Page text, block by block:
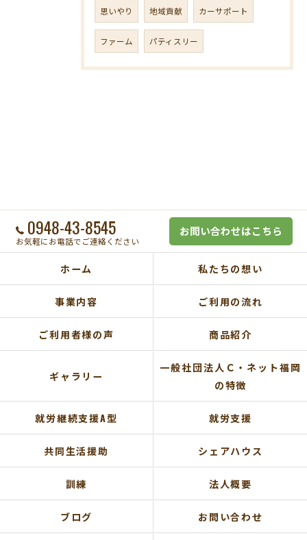
思いやり 地域貢献 カーサポート
ファーム パティスリー
0948-43-8545
お気軽にお電話でご連絡ください
お問い合わせはこちら
ホーム 私たちの想い
事業内容 ご利用の流れ
ご利用者様の声 商品紹介
ギャラリー
一般社団法人Ｃ・ネット福岡
の特徴
就労継続支援A型 就労支援
共同生活援助 シェアハウス
訓練 法人概要
ブログ お問い合わせ